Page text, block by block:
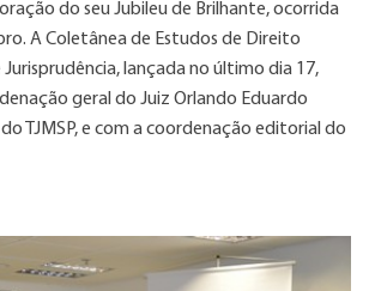
do seu Jubileu de Brilhante, ocorrida
A Coletânea de Estudos de Direito
lançada no último dia 17,
geral do Juiz Orlando Eduardo
TJMSP, e com a coordenação editorial do